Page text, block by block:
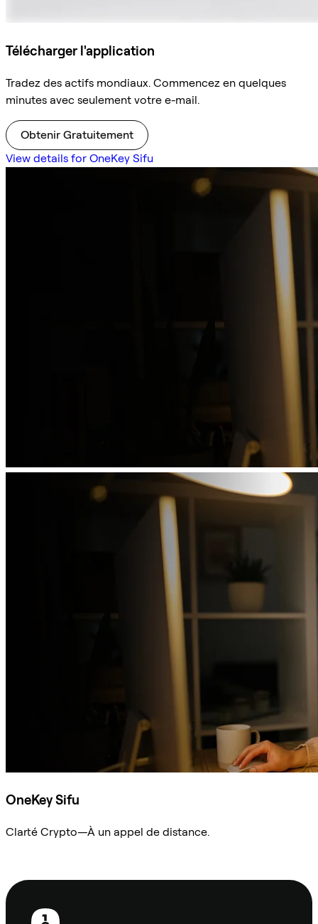
Télécharger l'application
Tradez des actifs mondiaux. Commencez en quelques
minutes avec seulement votre e-mail.
Obtenir Gratuitement
View details for OneKey Sifu
OneKey Sifu
Clarté Crypto—À un appel de distance.
Pied